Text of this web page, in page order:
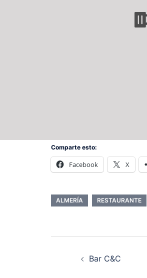
Comparte esto:
Facebook X
ALMERÍA RESTAURANTE
Bar C&C